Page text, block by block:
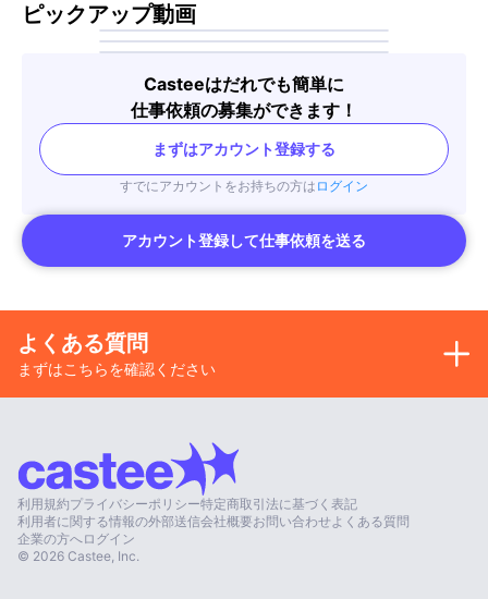
ピックアップ動画
Casteeはだれでも簡単に
仕事依頼の募集ができます！
まずはアカウント登録する
すでにアカウントをお持ちの方は ログイン
アカウント登録して仕事依頼を送る
よくある質問
まずはこちらを確認ください
利用規約プライバシーポリシー特定商取引法に基づく表記
利用者に関する情報の外部送信会社概要お問い合わせ よくある質問
企業の方へログイン
© 2026 Castee, Inc.